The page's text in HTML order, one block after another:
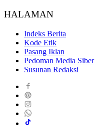
HALAMAN
Indeks Berita
Kode Etik
Pasang Iklan
Pedoman Media Siber
Susunan Redaksi